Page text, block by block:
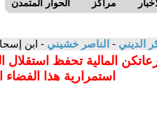
الحوار المتمدن مراكز
الديني - الناصر خشيني - ابن
المالية تحفظ
استمرارية هذا الفضاء